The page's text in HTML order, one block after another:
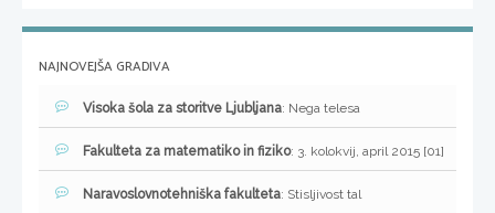
NAJNOVEJŠA GRADIVA
Visoka šola za storitve Ljubljana: Nega telesa
Fakulteta za matematiko in fiziko: 3. kolokvij, april 2015 [01]
Naravoslovnotehniška fakulteta: Stisljivost tal